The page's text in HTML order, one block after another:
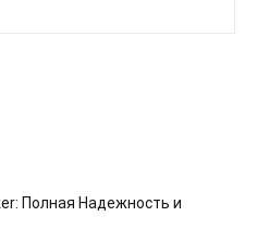
Полная Надежность и